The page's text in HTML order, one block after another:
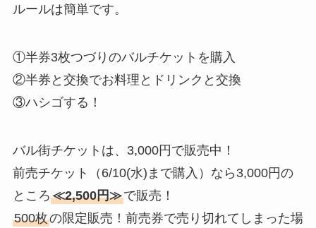
ルールは簡単です。
①半券3枚つづりのバルチケットを購入
②半券と交換でお料理とドリンクと交換
③ハシゴする！
バル街チケットは、3,000円で販売中！
前売チケット（6/10(水)まで購入）なら3,000円の
ところ≪2,500円≫で販売！
500枚の限定販売！前売券で売り切れてしまった場